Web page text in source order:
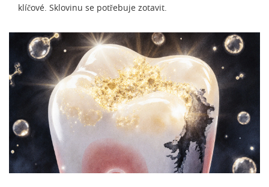
klíčové. Sklovinu se potřebuje zotavit.